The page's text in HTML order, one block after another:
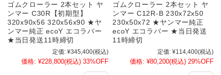
ゴムクローラー 2本セット ヤ
ンマー C30R【初期型】
320x90x56 320x56x90 ★ヤ
ンマー純正 ecoY エコラバー
★当日発送11時締切
定価: ¥345,400(税込)
価格: ¥228,800(税込) 33%OFF
ゴムクローラー 2本セット ヤ
ンマー C12R-B 230x72x50
230x50x72 ★ヤンマー純正
ecoY エコラバー ★当日発送
11時締切
定価: ¥114,400(税込)
価格: ¥80,200(税込) 29%OFF